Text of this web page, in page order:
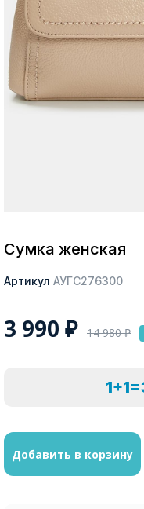
Москва
Сумка женская
Артикул АУГС276300
3 990 ₽ 14 980₽
Добавить в корзину